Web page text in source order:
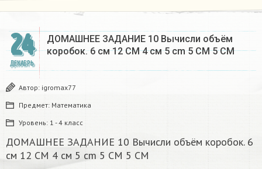
24
ДЕКАБРЬ
ДОМАШНЕЕ ЗАДАНИЕ 10 Вычисли объём
коробок. 6 см 12 CM 4 см 5 cm 5 CM 5 CM​
Автор: igromax77
Предмет: Математика
Уровень: 1 - 4 класс
ДОМАШНЕЕ ЗАДАНИЕ 10 Вычисли объём коробок. 6
см 12 CM 4 см 5 cm 5 CM 5 CM​